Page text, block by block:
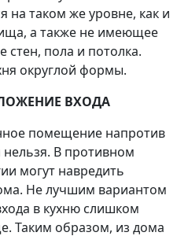
таком же уровне, как и
а также не имеющее
стен, пола и потолка.
округлой формы.
ВХОДА
помещение напротив
В противном
могут навредить
Не лучшим вариантом
в кухню слишком
Таким образом, из дома